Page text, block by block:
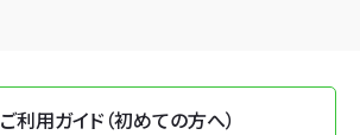
ご利用ガイド（初めての方へ）